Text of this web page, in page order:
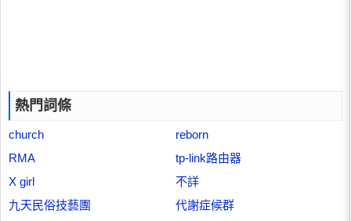
熱門詞條
church
reborn
RMA
tp-link路由器
X girl
不詳
九天民俗技藝團
代謝症候群